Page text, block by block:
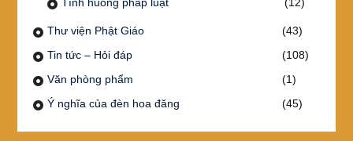
Thư viện Phật Giáo
(43)
Tin tức – Hỏi đáp
(108)
Văn phòng phẩm
(1)
Ý nghĩa của đèn hoa đăng
(45)